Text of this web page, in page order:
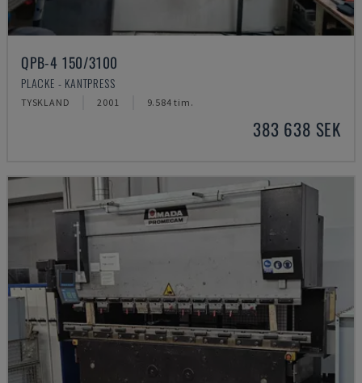
QPB-4 150/3100
PLACKE - KANTPRESS
TYSKLAND 2001 9.584 tim.
383 638 SEK